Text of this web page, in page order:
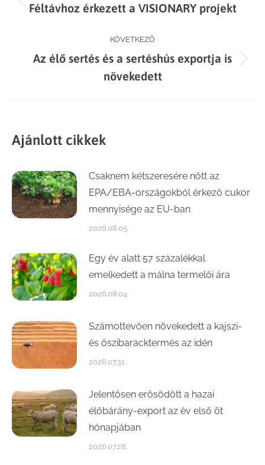
navigation
Previous
Féltávhoz érkezett a VISIONARY projekt
KÖVETKEZŐ
Next
post:
Az élő sertés és a sertéshús exportja is
növekedett
Ajánlott cikkek
Csaknem kétszeresére nőtt az
EPA/EBA-országokból érkező cukor
mennyisége az EU-ban
2026.08.05.
Egy év alatt 57 százalékkal
emelkedett a málna termelői ára
2026.08.04.
Számottevően növekedett a kajszi-
és őszibaracktermés az idén
2026.07.31.
Jelentősen erősödött a hazai
élőbárány-export az év első öt
hónapjában
2026.07.28.